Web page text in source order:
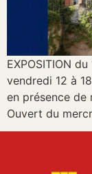
EXPOSITION
vendredi 12 à
en présence
Ouvert du